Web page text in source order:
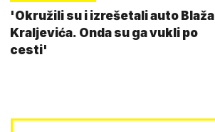
'Okružili su i izrešetali auto Blaža
Kraljevića. Onda su ga vukli po
cesti'